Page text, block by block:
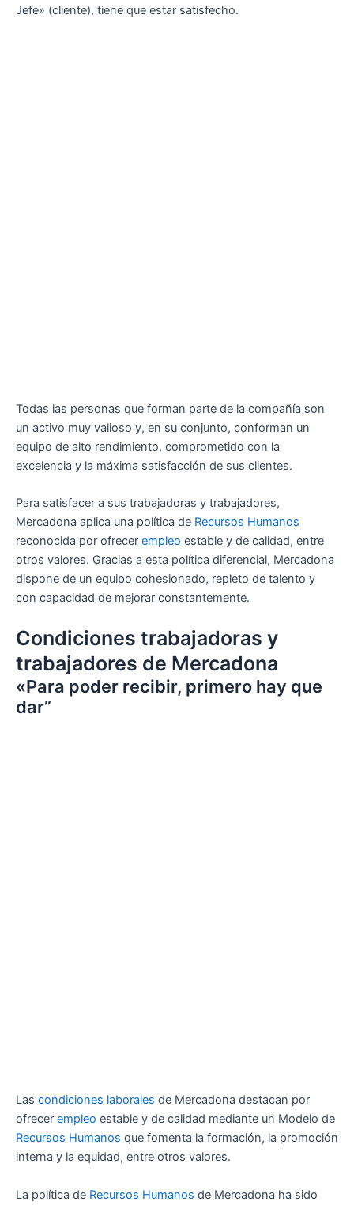
Jefe» (cliente), tiene que estar satisfecho.
Todas las personas que forman parte de la compañía son
un activo muy valioso y, en su conjunto, conforman un
equipo de alto rendimiento, comprometido con la
excelencia y la máxima satisfacción de sus clientes.
Para satisfacer a sus trabajadoras y trabajadores,
Mercadona aplica una política de Recursos Humanos
reconocida por ofrecer empleo estable y de calidad, entre
otros valores. Gracias a esta política diferencial, Mercadona
dispone de un equipo cohesionado, repleto de talento y
con capacidad de mejorar constantemente.
Condiciones trabajadoras y
trabajadores de Mercadona
«Para poder recibir, primero hay que
dar”
Las condiciones laborales de Mercadona destacan por
ofrecer empleo estable y de calidad mediante un Modelo de
Recursos Humanos que fomenta la formación, la promoción
interna y la equidad, entre otros valores.
La política de Recursos Humanos de Mercadona ha sido